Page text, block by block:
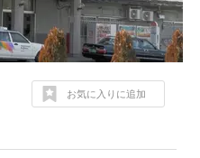
お気に入りに追加